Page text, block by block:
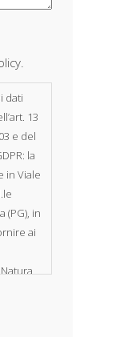
dati
13
e del
la
in Viale
(PG), in
ai